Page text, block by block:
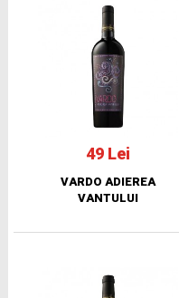
49 Lei
VARDO ADIEREA
VANTULUI